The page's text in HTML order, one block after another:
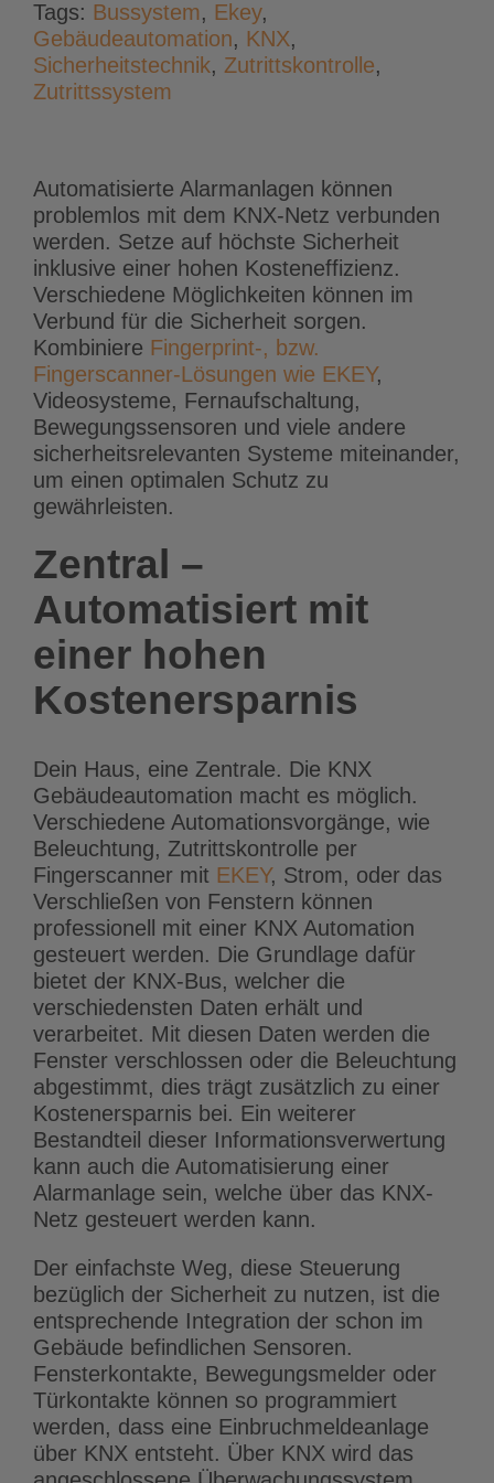
Tags: Bussystem, Ekey,
Gebäudeautomation, KNX,
Sicherheitstechnik, Zutrittskontrolle,
Zutrittssystem
Automatisierte Alarmanlagen können
problemlos mit dem KNX-Netz verbunden
werden. Setze auf höchste Sicherheit
inklusive einer hohen Kosteneffizienz.
Verschiedene Möglichkeiten können im
Verbund für die Sicherheit sorgen.
Kombiniere Fingerprint-, bzw.
Fingerscanner-Lösungen wie EKEY,
Videosysteme, Fernaufschaltung,
Bewegungssensoren und viele andere
sicherheitsrelevanten Systeme miteinander,
um einen optimalen Schutz zu
gewährleisten.
Zentral –
Automatisiert mit
einer hohen
Kostenersparnis
Dein Haus, eine Zentrale. Die KNX
Gebäudeautomation macht es möglich.
Verschiedene Automationsvorgänge, wie
Beleuchtung, Zutrittskontrolle per
Fingerscanner mit EKEY, Strom, oder das
Verschließen von Fenstern können
professionell mit einer KNX Automation
gesteuert werden. Die Grundlage dafür
bietet der KNX-Bus, welcher die
verschiedensten Daten erhält und
verarbeitet. Mit diesen Daten werden die
Fenster verschlossen oder die Beleuchtung
abgestimmt, dies trägt zusätzlich zu einer
Kostenersparnis bei. Ein weiterer
Bestandteil dieser Informationsverwertung
kann auch die Automatisierung einer
Alarmanlage sein, welche über das KNX-
Netz gesteuert werden kann.
Der einfachste Weg, diese Steuerung
bezüglich der Sicherheit zu nutzen, ist die
entsprechende Integration der schon im
Gebäude befindlichen Sensoren.
Fensterkontakte, Bewegungsmelder oder
Türkontakte können so programmiert
werden, dass eine Einbruchmeldeanlage
über KNX entsteht. Über KNX wird das